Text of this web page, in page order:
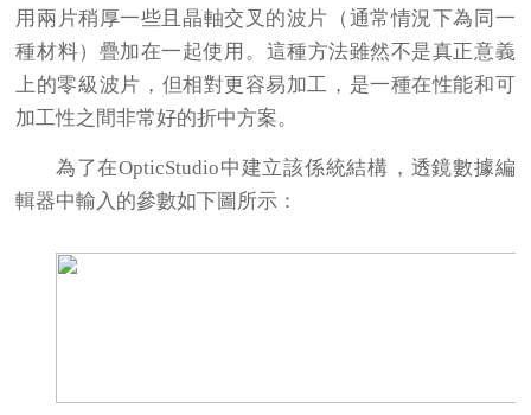
用兩片稍厚一些且晶軸交叉的波片（通常情況下為同一
種材料）疊加在一起使用。這種方法雖然不是真正意義
上的零級波片，但相對更容易加工，是一種在性能和可
加工性之間非常好的折中方案。
為了在OpticStudio中建立該係統結構，透鏡數據編
輯器中輸入的參數如下圖所示：